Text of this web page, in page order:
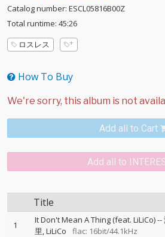
Catalog number: ESCL05816B00Z
Total runtime: 45:26
ロスレス
How To Buy
Add all to Cart
Add all to
Title
1 It Don't Mean A Thing (feat. LiLiCo)--
里 LiLiCo flac: 16bit/44.1kHz